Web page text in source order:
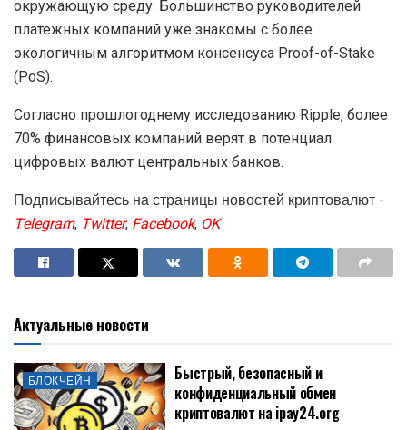
окружающую среду. Большинство руководителей
платежных компаний уже знакомы с более
экологичным алгоритмом консенсуса Proof-of-Stake
(PoS).
Согласно прошлогоднему исследованию Ripple, более
70% финансовых компаний верят в потенциал
цифровых валют центральных банков.
Подписывайтесь на страницы новостей криптовалют -
Telegram,Twitter,Facebook,OK
Актуальные новости
БЛОКЧЕЙН
Быстрый, безопасный и
конфиденциальный обмен
криптовалют на ipay24.org